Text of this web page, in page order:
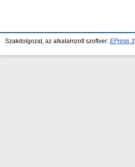
Szakdolgozat, az alkalamzott szoftver: EPrints 3